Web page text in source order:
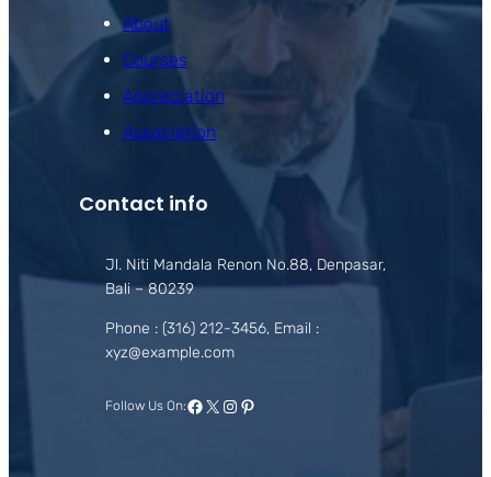
About
Courses
Appreciation
Association
Contact info
Jl. Niti Mandala Renon No.88, Denpasar,
Bali – 80239
Phone : (316) 212-3456, Email :
xyz@example.com
Follow Us On:Facebook
X Instagram
Pinterest